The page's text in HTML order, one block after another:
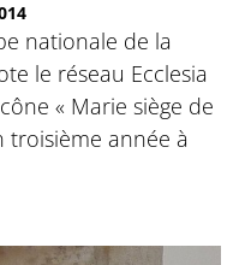
nationale de la
le réseau Ecclesia
« Marie siège de
troisième année à